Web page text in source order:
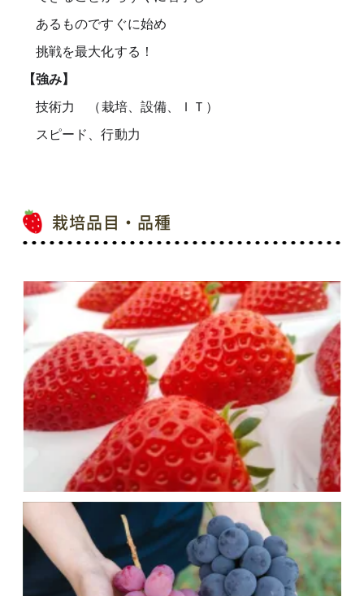
あるものですぐに始め
挑戦を最大化する！
【強み】
技術力 （栽培、設備、ＩＴ）
スピード、行動力
栽培品目・品種